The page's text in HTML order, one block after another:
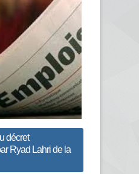
décret
Ryad Lahri de la